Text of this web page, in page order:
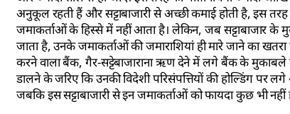
अनुकूल रहती हैं और सट्टाबाजारी से अच्छी कमाई होती है, इस
जमाकर्ताओं के हिस्से में नहीं आता है। लेकिन, जब सट्टाबाजार के
जाता है, उनके जमाकर्ताओं की जमाराशियां ही मारे जाने का
करने वाला बैंक, गैर-सट्टेबाजाराना ऋण देने में लगे बैंक के मुकाबले
डालने के जरिए कि उनकी विदेशी परिसंपत्तियों की होल्डिंग पर
जबकि इस सट्टाबाजारी से इन जमाकर्ताओं को फायदा कुछ भी